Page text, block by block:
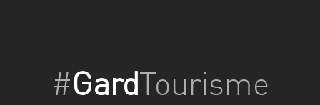
#GardTourisme